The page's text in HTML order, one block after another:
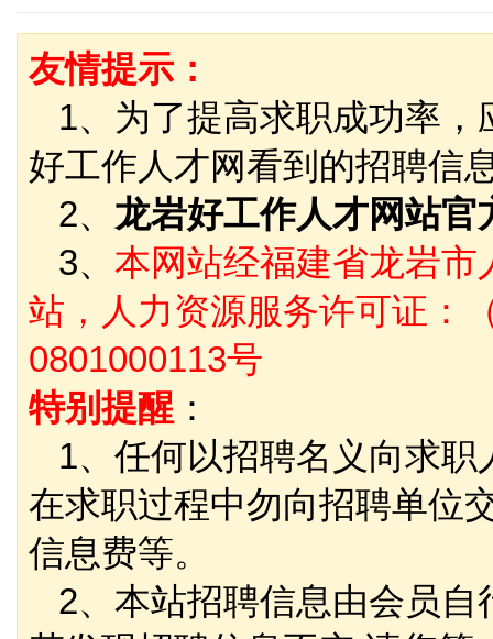
友情提示：
1、为了提高求职成功率，
好工作人才网看到的招聘信
2、 龙岩好工作人才网站
3、 本网站经福建省龙岩
站，人力资源服务许可证：
0801000113号
特别提醒 ：
1、任何以招聘名义向求职
在求职过程中勿向招聘单位
信息费等。
2、本站招聘信息由会员自